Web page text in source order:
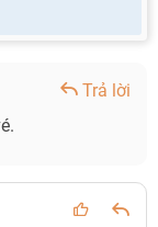
Trả lời